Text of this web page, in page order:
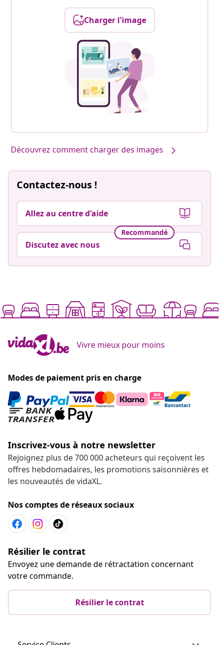
Charger l'image
Découvrez comment charger des images
Contactez-nous !
Allez au centre d'aide
Recommandé
Discutez avec nous
Vivre mieux pour moins
Modes de paiement pris en charge
Inscrivez-vous à notre newsletter
Rejoignez plus de 700 000 acheteurs qui reçoivent les
offres hebdomadaires, les promotions saisonnières et
les nouveautés de vidaXL.
Nos comptes de réseaux sociaux
Résilier le contrat
Envoyez une demande de rétractation concernant
votre commande.
Résilier le contrat